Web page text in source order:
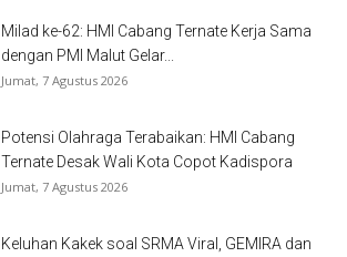
Milad ke-62: HMI Cabang Ternate Kerja Sama
dengan PMI Malut Gelar...
Jumat, 7 Agustus 2026
Potensi Olahraga Terabaikan: HMI Cabang
Ternate Desak Wali Kota Copot Kadispora
Jumat, 7 Agustus 2026
Keluhan Kakek soal SRMA Viral, GEMIRA dan